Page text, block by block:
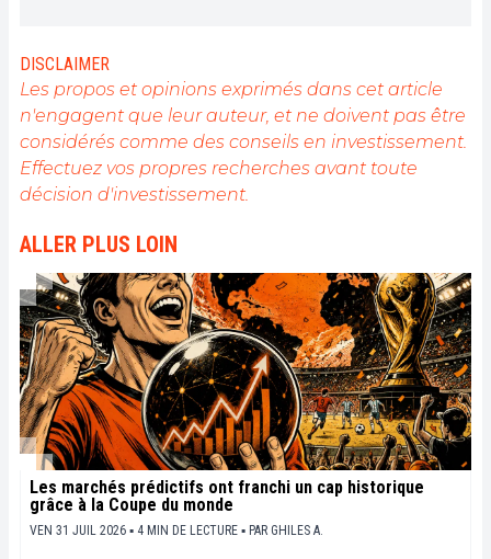
DISCLAIMER
Les propos et opinions exprimés dans cet article
n'engagent que leur auteur, et ne doivent pas être
considérés comme des conseils en investissement.
Effectuez vos propres recherches avant toute
décision d'investissement.
ALLER PLUS LOIN
Les marchés prédictifs ont franchi un cap historique
grâce à la Coupe du monde
VEN 31 JUIL 2026 ▪ 4 MIN DE LECTURE ▪ PAR GHILES A.